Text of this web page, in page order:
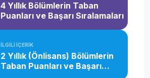
4 Yıllık Bölümlerin Taban
Puanları ve Başarı Sıralamaları
İLGİLİ İÇERİK
2 Yıllık (Önlisans) Bölümlerin
Taban Puanları ve Başarı